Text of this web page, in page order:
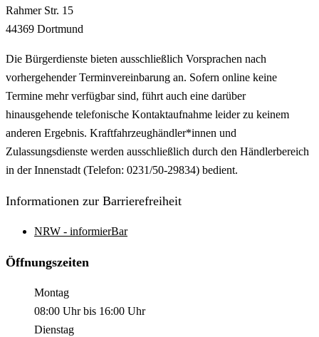
Rahmer Str. 15
44369 Dortmund
Die Bürgerdienste bieten ausschließlich Vorsprachen nach
vorhergehender Terminvereinbarung an. Sofern online keine
Termine mehr verfügbar sind, führt auch eine darüber
hinausgehende telefonische Kontaktaufnahme leider zu keinem
anderen Ergebnis. Kraftfahrzeughändler*innen und
Zulassungsdienste werden ausschließlich durch den Händlerbereich
in der Innenstadt (Telefon: 0231/50-29834) bedient.
Informationen zur Barrierefreiheit
NRW - informierBar
Öffnungszeiten
Montag
08:00 Uhrbis 16:00 Uhr
Dienstag